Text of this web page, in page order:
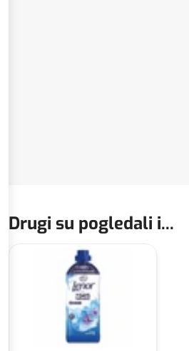
Drugi su pogledali i...